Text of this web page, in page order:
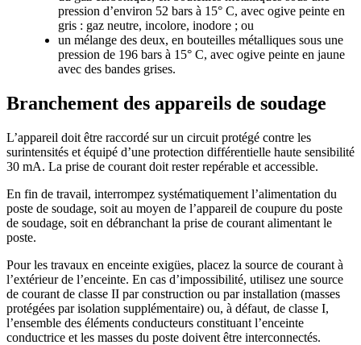
pression d’environ 52 bars à 15° C, avec ogive peinte en
gris : gaz neutre, incolore, inodore ; ou
un mélange des deux, en bouteilles métalliques sous une
pression de 196 bars à 15° C, avec ogive peinte en jaune
avec des bandes grises.
Branchement des appareils de soudage
L’appareil doit être raccordé sur un circuit protégé contre les
surintensités et équipé d’une protection différentielle haute sensibilité
30 mA. La prise de courant doit rester repérable et accessible.
En fin de travail, interrompez systématiquement l’alimentation du
poste de soudage, soit au moyen de l’appareil de coupure du poste
de soudage, soit en débranchant la prise de courant alimentant le
poste.
Pour les travaux en enceinte exigües, placez la source de courant à
l’extérieur de l’enceinte. En cas d’impossibilité, utilisez une source
de courant de classe II par construction ou par installation (masses
protégées par isolation supplémentaire) ou, à défaut, de classe I,
l’ensemble des éléments conducteurs constituant l’enceinte
conductrice et les masses du poste doivent être interconnectés.